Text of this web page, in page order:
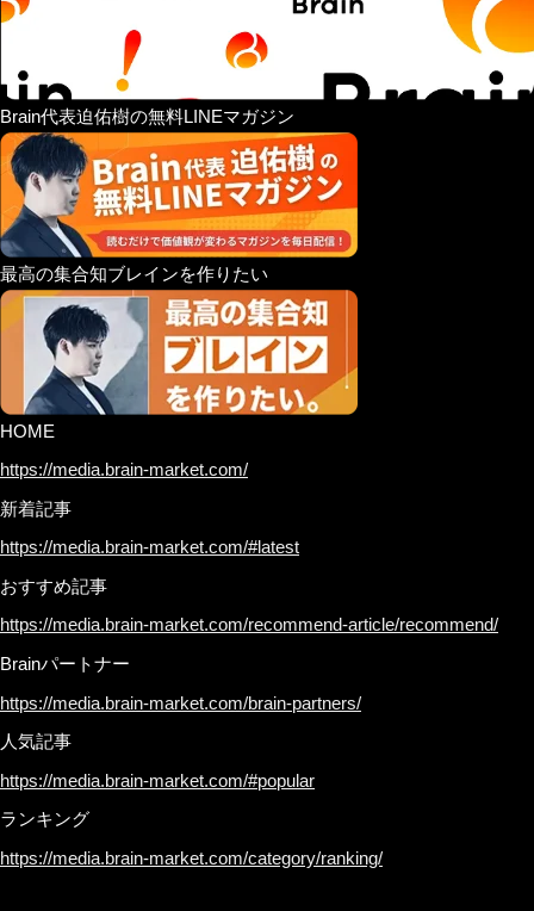
HOME
https://media.brain-market.com/
新着記事
https://media.brain-market.com/#latest
おすすめ記事
https://media.brain-market.com/recommend-article/recommend/
Brainパートナー
https://media.brain-market.com/brain-partners/
人気記事
https://media.brain-market.com/#popular
ランキング
https://media.brain-market.com/category/ranking/
Brain代表迫佑樹の無料LINEマガジン
最高の集合知ブレインを作りたい